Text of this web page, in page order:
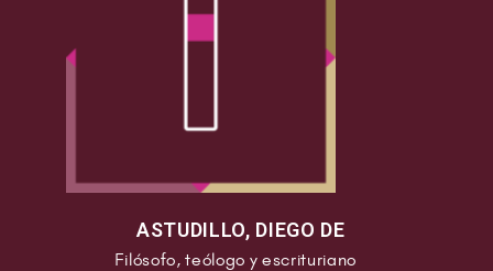
ASTUDILLO, DIEGO DE
Filósofo, teólogo y escrituriano